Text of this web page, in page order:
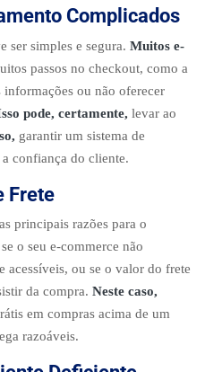
Complicados
ser simples e segura. Muitos e-
passos no checkout, como a
informações ou não oferecer
pode, certamente, levar ao
garantir um sistema de
confiança do cliente.
Frete
principais razões para o
se o seu e-commerce não
acessíveis, ou se o valor do frete
da compra. Neste caso,
em compras acima de um
razoáveis.